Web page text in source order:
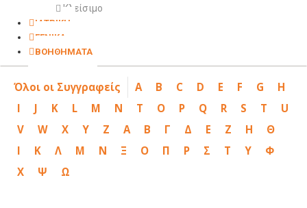
Κλείσιμο
ΙΑΤΡΙΚΗ
ΓΕΝΙΚΑ
ΒΟΗΘΗΜΑΤΑ
Όλοι οι Συγγραφείς A B C D E F G
H
I
J K L M N T O P Q R S T
U
V
W X Y Z Α Β Γ Δ Ε Ζ Η
Θ
Ι
Κ Λ Μ Ν Ξ Ο Π Ρ Σ Τ Υ
Φ
Χ
Ψ Ω